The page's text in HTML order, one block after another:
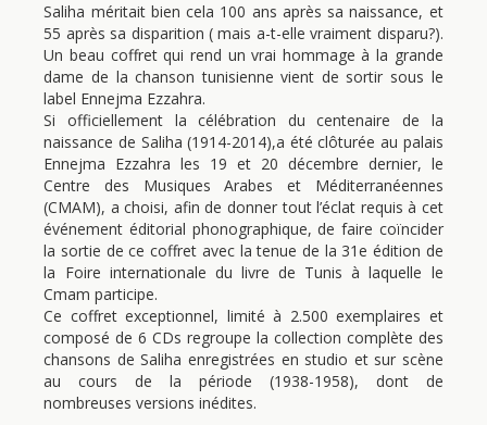
Saliha méritait bien cela 100 ans après sa naissance, et
55 après sa disparition ( mais a-t-elle vraiment disparu?).
Un beau coffret qui rend un vrai hommage à la grande
dame de la chanson tunisienne vient de sortir sous le
label Ennejma Ezzahra.
Si officiellement la célébration du centenaire de la
naissance de Saliha (1914-2014),a été clôturée au palais
Ennejma Ezzahra les 19 et 20 décembre dernier, le
Centre des Musiques Arabes et Méditerranéennes
(CMAM), a choisi, afin de donner tout l’éclat requis à cet
événement éditorial phonographique, de faire coïncider
la sortie de ce coffret avec la tenue de la 31e édition de
la Foire internationale du livre de Tunis à laquelle le
Cmam participe.
Ce coffret exceptionnel, limité à 2.500 exemplaires et
composé de 6 CDs regroupe la collection complète des
chansons de Saliha enregistrées en studio et sur scène
au cours de la période (1938-1958), dont de
nombreuses versions inédites.